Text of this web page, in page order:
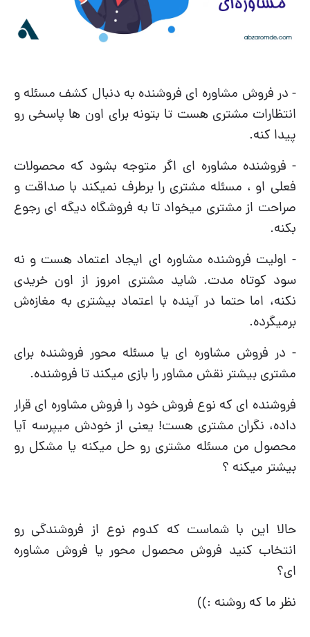
- در فروش مشاوره ای فروشنده به دنبال کشف مسئله و
انتظارات مشتری هست تا بتونه برای اون ها پاسخی رو
پیدا کنه.
- فروشنده مشاوره ای اگر متوجه بشود که محصولات
فعلی او ، مسئله مشتری را برطرف نمیکند با صداقت و
صراحت از مشتری میخواد تا به فروشگاه دیگه ای رجوع
بکنه.
- اولیت فروشنده مشاوره ای ایجاد اعتماد هست و نه
سود کوتاه مدت. شاید مشتری امروز از اون خریدی
نکنه، اما حتما در آینده با اعتماد بیشتری به مغازه‌ش
برمیگرده.
- در فروش مشاوره ای یا مسئله محور فروشنده برای
مشتری بیشتر نقش مشاور را بازی میکند تا فروشنده.
فروشنده ای که نوع فروش خود را فروش مشاوره ای قرار
داده، نگران مشتری هست! یعنی از خودش میپرسه آیا
محصول من مسئله مشتری رو حل میکنه یا مشکل رو
بیشتر میکنه ؟
حالا این با شماست که کدوم نوع از فروشندگی رو
انتخاب کنید فروش محصول محور یا فروش مشاوره
ای؟
نظر ما که روشنه :))